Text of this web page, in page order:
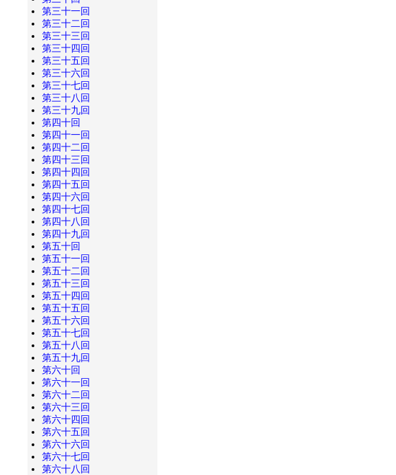
第三十一回
第三十二回
第三十三回
第三十四回
第三十五回
第三十六回
第三十七回
第三十八回
第三十九回
第四十回
第四十一回
第四十二回
第四十三回
第四十四回
第四十五回
第四十六回
第四十七回
第四十八回
第四十九回
第五十回
第五十一回
第五十二回
第五十三回
第五十四回
第五十五回
第五十六回
第五十七回
第五十八回
第五十九回
第六十回
第六十一回
第六十二回
第六十三回
第六十四回
第六十五回
第六十六回
第六十七回
第六十八回